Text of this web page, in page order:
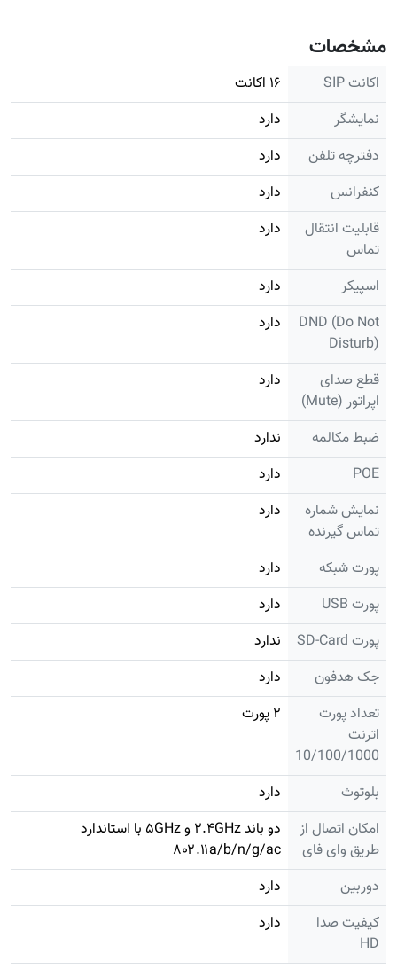
مشخصات
اکانت SIP
۱۶ اکانت
نمایشگر
دارد
دفترچه تلفن
دارد
کنفرانس
دارد
قابلیت انتقال
تماس
دارد
اسپیکر
دارد
DND (Do Not
Disturb)
دارد
قطع صدای
اپراتور (Mute)
دارد
ضبط مکالمه
ندارد
POE
دارد
نمایش شماره
تماس گیرنده
دارد
پورت شبکه
دارد
پورت USB
دارد
پورت SD-Card
ندارد
جک هدفون
دارد
تعداد پورت
اترنت
10/100/1000
۲ پورت
بلوتوث
دارد
امکان اتصال از
طریق وای فای
دو باند ۲.۴GHz و ۵GHz با استاندارد
۸۰۲.۱۱a/b/n/g/ac
دوربین
دارد
کیفیت صدا
HD
دارد